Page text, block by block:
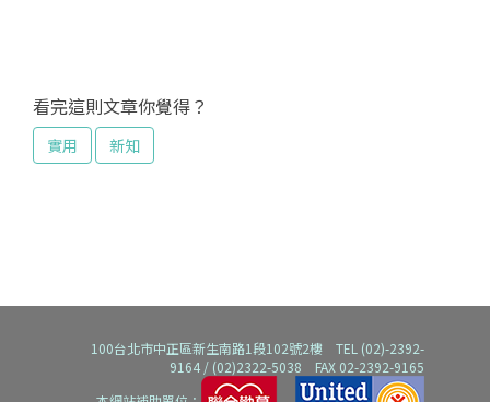
看完這則文章你覺得？
實用 新知
100台北市中正區新生南路1段102號2樓 TEL (02)-2392-
9164 / (02)2322-5038 FAX 02-2392-9165